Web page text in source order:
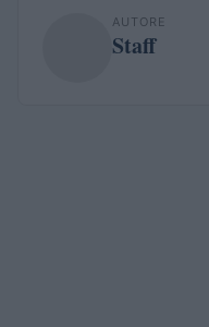
AUTORE
Staff